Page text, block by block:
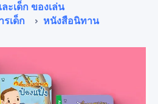
ะเด็ก ของเล่น
เด็ก
หนังสือนิทาน